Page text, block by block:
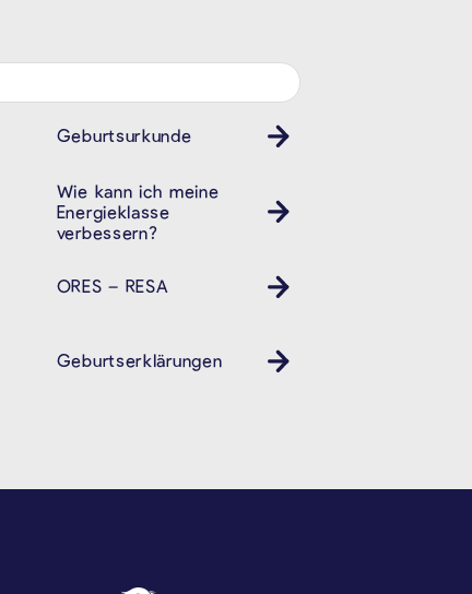
Geburtsurkunde
Wie kann ich meine
Energieklasse
verbessern?
ORES – RESA
Geburtserklärungen